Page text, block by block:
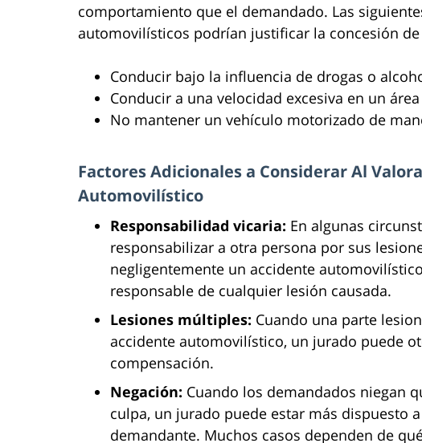
comportamiento que el demandado. Las
automovilísticos podrían justificar la concesión
Conducir bajo la influencia de drogas o
Conducir a una velocidad excesiva en un
No mantener un vehículo motorizado de
Factores Adicionales a Considerar Al
Automovilístico
Responsabilidad vicaria: En algunas
responsabilizar a otra persona por sus
negligentemente un accidente
responsable de cualquier lesión causada.
Lesiones múltiples: Cuando una parte
accidente automovilístico, un jurado puede
compensación.
Negación: Cuando los demandados niegan
culpa, un jurado puede estar más dispuesto
demandante. Muchos casos dependen de